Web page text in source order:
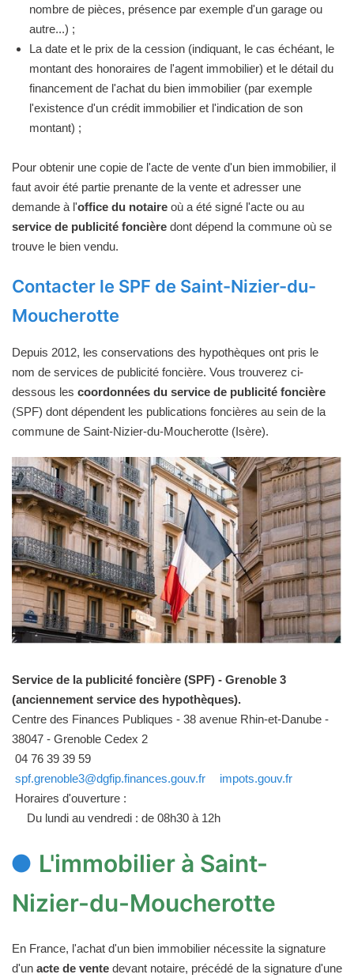
nombre de pièces, présence par exemple d'un garage ou
autre...) ;
La date et le prix de la cession (indiquant, le cas échéant, le
montant des honoraires de l'agent immobilier) et le détail du
financement de l'achat du bien immobilier (par exemple
l'existence d'un crédit immobilier et l'indication de son
montant) ;
Pour obtenir une copie de l'acte de vente d'un bien immobilier, il
faut avoir été partie prenante de la vente et adresser une
demande à l'office du notaire où a été signé l'acte ou au
service de publicité foncière dont dépend la commune où se
trouve le bien vendu.
Contacter le SPF de Saint-Nizier-du-
Moucherotte
Depuis 2012, les conservations des hypothèques ont pris le
nom de services de publicité foncière. Vous trouverez ci-
dessous les coordonnées du service de publicité foncière
(SPF) dont dépendent les publications foncières au sein de la
commune de Saint-Nizier-du-Moucherotte (Isère).
Service de la publicité foncière (SPF) - Grenoble 3
(anciennement service des hypothèques).
Centre des Finances Publiques - 38 avenue Rhin-et-Danube -
38047 - Grenoble Cedex 2
04 76 39 39 59
spf.grenoble3@dgfip.finances.gouv.fr
impots.gouv.fr
Horaires d'ouverture :
Du lundi au vendredi : de 08h30 à 12h
L'immobilier à Saint-
Nizier-du-Moucherotte
En France, l'achat d'un bien immobilier nécessite la signature
d'un acte de vente devant notaire, précédé de la signature d'une